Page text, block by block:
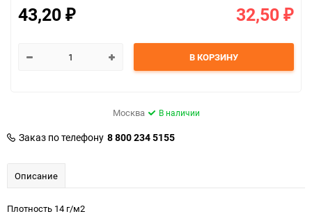
43,20 ₽ 32,50 ₽
В КОРЗИНУ
Москва В наличии
Заказ по телефону 8 800 234 5155
Описание
Плотность 14 г/м2